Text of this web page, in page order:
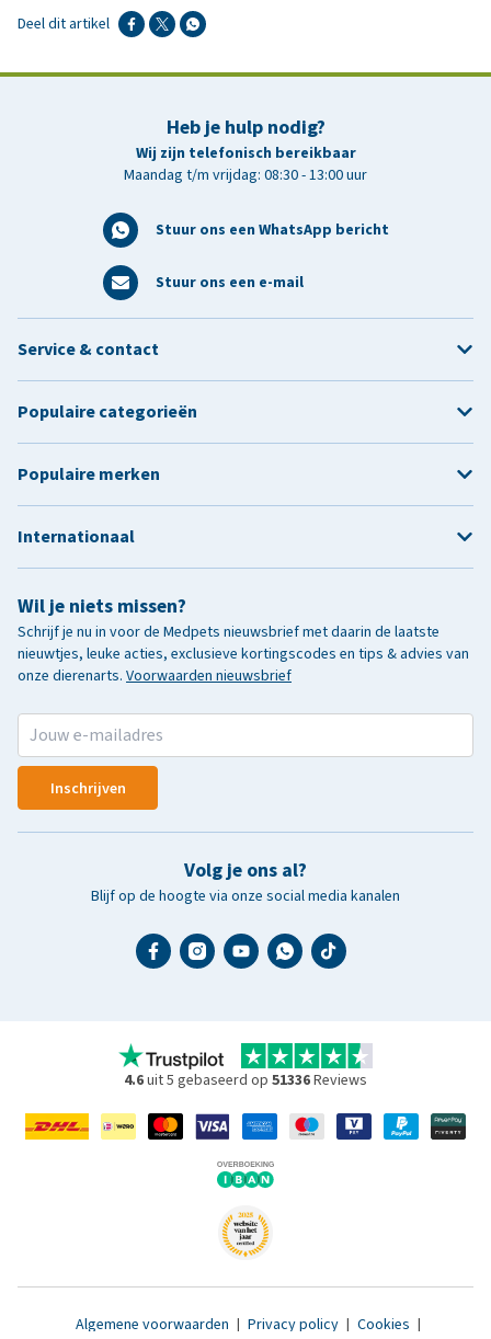
Deel dit artikel
Heb je hulp nodig?
Wij zijn telefonisch bereikbaar
Maandag t/m vrijdag: 08:30 - 13:00 uur
Stuur ons een WhatsApp bericht
Stuur ons een e-mail
Wil je niets missen?
Schrijf je nu in voor de Medpets nieuwsbrief met daarin de laatste
nieuwtjes, leuke acties, exclusieve kortingscodes en tips & advies van
onze dierenarts. Voorwaarden nieuwsbrief
Inschrijven
Volg je ons al?
Blijf op de hoogte via onze social media kanalen
Service & contact
Populaire categorieën
Populaire merken
Internationaal
4.6uit 5 gebaseerd op 51336Reviews
Algemene voorwaarden | Privacy policy | Cookies |